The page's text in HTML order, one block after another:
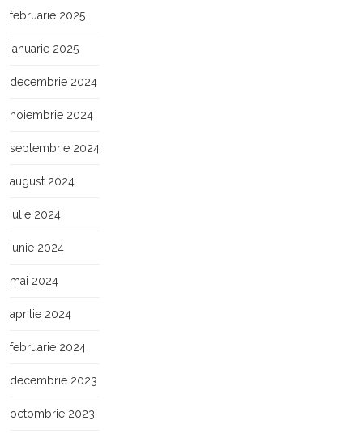
februarie 2025
ianuarie 2025
decembrie 2024
noiembrie 2024
septembrie 2024
august 2024
iulie 2024
iunie 2024
mai 2024
aprilie 2024
februarie 2024
decembrie 2023
octombrie 2023